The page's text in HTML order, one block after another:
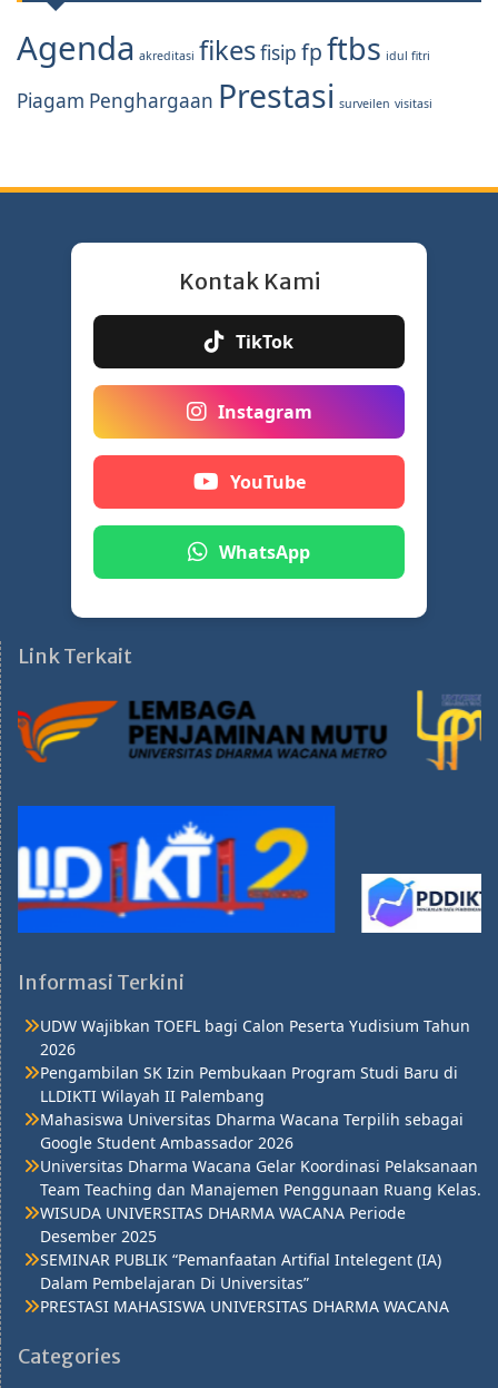
Agenda akreditasi fikesfisip fpftbs idul fitri
Piagam Penghargaan Prestasi surveilen visitasi
Kontak Kami
TikTok
Instagram
YouTube
WhatsApp
Link Terkait
Informasi Terkini
UDW Wajibkan TOEFL bagi Calon Peserta Yudisium Tahun
2026
Pengambilan SK Izin Pembukaan Program Studi Baru di
LLDIKTI Wilayah II Palembang
Mahasiswa Universitas Dharma Wacana Terpilih sebagai
Google Student Ambassador 2026
Universitas Dharma Wacana Gelar Koordinasi Pelaksanaan
Team Teaching dan Manajemen Penggunaan Ruang Kelas.
WISUDA UNIVERSITAS DHARMA WACANA Periode
Desember 2025
SEMINAR PUBLIK “Pemanfaatan Artifial Intelegent (IA)
Dalam Pembelajaran Di Universitas”
PRESTASI MAHASISWA UNIVERSITAS DHARMA WACANA
Categories